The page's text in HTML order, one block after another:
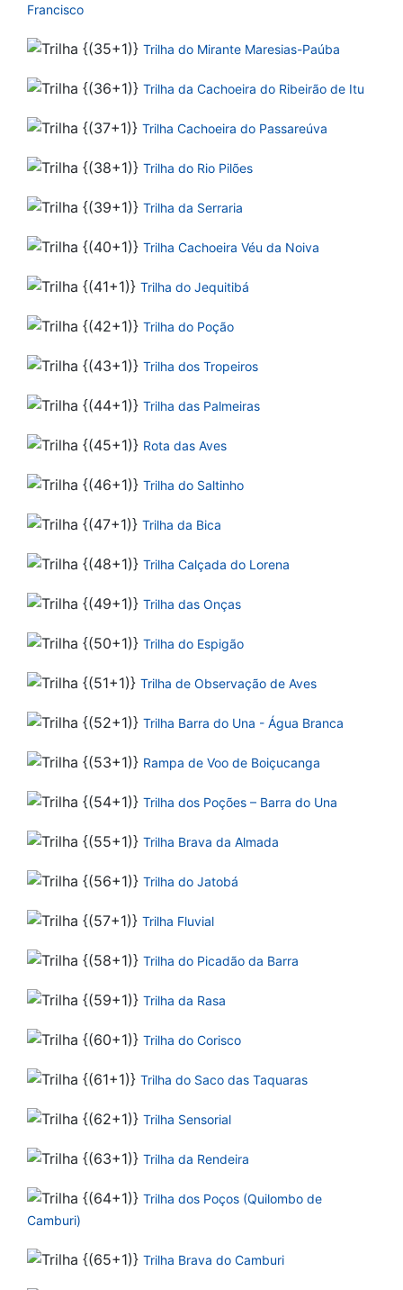
Francisco
Trilha do Mirante Maresias-Paúba
Trilha da Cachoeira do Ribeirão de Itu
Trilha Cachoeira do Passareúva
Trilha do Rio Pilões
Trilha da Serraria
Trilha Cachoeira Véu da Noiva
Trilha do Jequitibá
Trilha do Poção
Trilha dos Tropeiros
Trilha das Palmeiras
Rota das Aves
Trilha do Saltinho
Trilha da Bica
Trilha Calçada do Lorena
Trilha das Onças
Trilha do Espigão
Trilha de Observação de Aves
Trilha Barra do Una - Água Branca
Rampa de Voo de Boiçucanga
Trilha dos Poções – Barra do Una
Trilha Brava da Almada
Trilha do Jatobá
Trilha Fluvial
Trilha do Picadão da Barra
Trilha da Rasa
Trilha do Corisco
Trilha do Saco das Taquaras
Trilha Sensorial
Trilha da Rendeira
Trilha dos Poços (Quilombo de
Camburi)
Trilha Brava do Camburi